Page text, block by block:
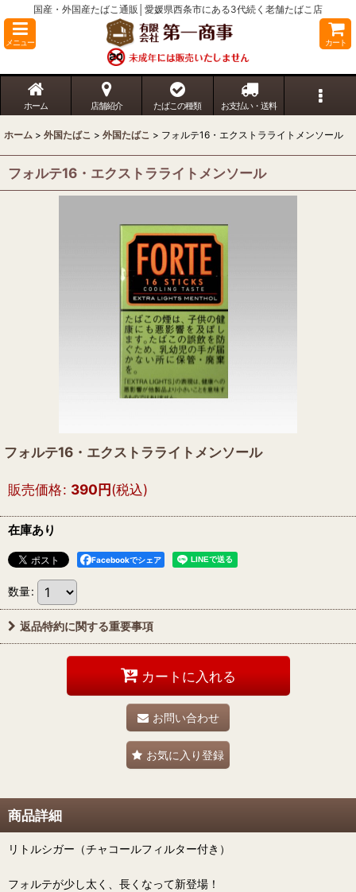
国産・外国産たばこ通販│愛媛県西条市にある3代続く老舗たばこ店
メニュー カート
ホーム 店舗紹介 たばこの種類 お支払い・送料
ホーム > 外国たばこ > 外国たばこ > フォルテ16・エクストラライトメンソール
フォルテ16・エクストラライトメンソール
フォルテ16・エクストラライトメンソール
販売価格: 390円(税込)
在庫あり
Facebookでシェア
数量:
返品特約に関する重要事項
カートに入れる
お問い合わせ
お気に入り登録
商品詳細
リトルシガー（チャコールフィルター付き）
フォルテが少し太く、長くなって新登場！